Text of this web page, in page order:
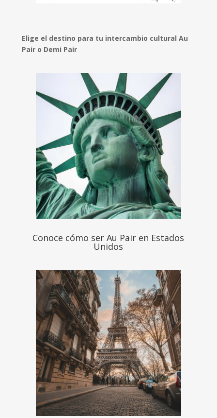
Elige el destino para tu intercambio cultural Au
Pair o Demi Pair
Conoce cómo ser Au Pair en Estados
Unidos